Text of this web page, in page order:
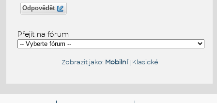
Odpovědět
Přejít na fórum
Zobrazit jako: Mobilní| Klasické